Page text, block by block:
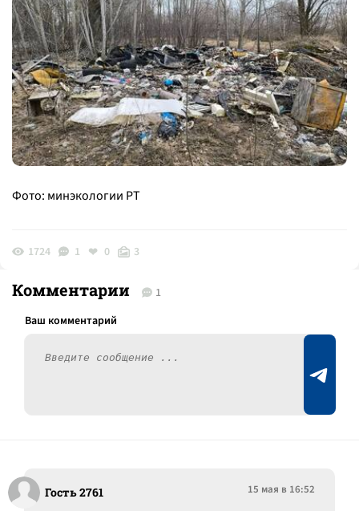
Фото: минэкологии РТ
1724 1 0 3
Комментарии 1
Гость 2761 15 мая в 16:52